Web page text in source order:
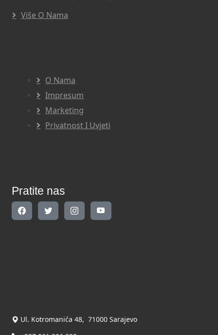
Više O Nama
O Nama
Impresum
Marketing
Privatnost I Uvjeti
Pratite nas
Ul. Kotromanića 48, 71000 Sarajevo